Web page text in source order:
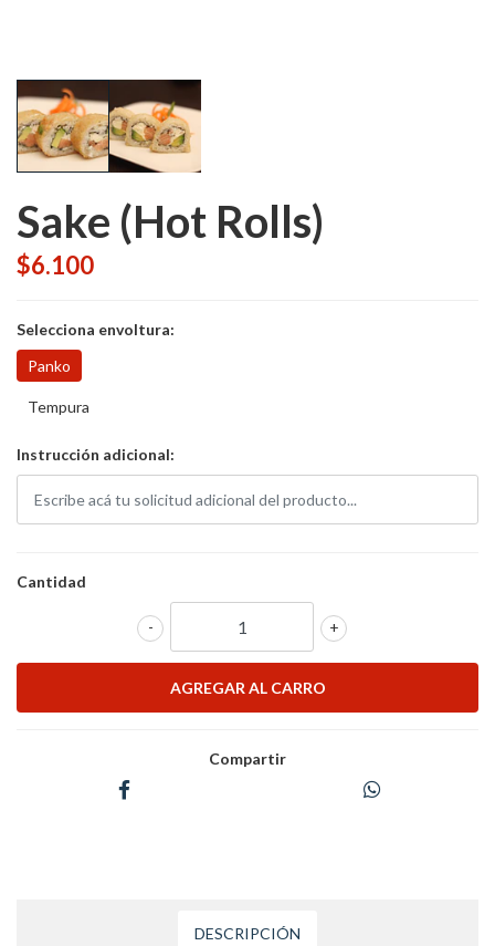
Sake (Hot Rolls)
$6.100
Selecciona envoltura:
Panko
Tempura
Instrucción adicional:
Cantidad
+
-
Compartir
DESCRIPCIÓN